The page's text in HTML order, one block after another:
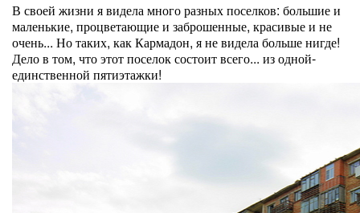
В своей жизни я видела много разных поселков: большие и
маленькие, процветающие и заброшенные, красивые и не
очень... Но таких, как Кармадон, я не видела больше нигде!
Дело в том, что этот поселок состоит всего... из одной-
единственной пятиэтажки!